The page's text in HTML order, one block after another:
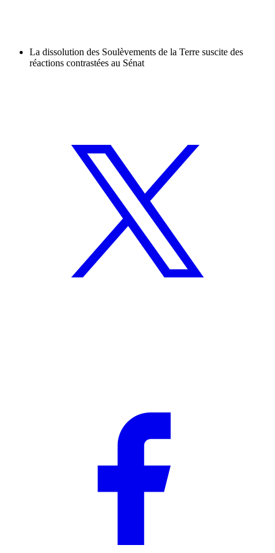
La dissolution des Soulèvements de la Terre suscite des
réactions contrastées au Sénat